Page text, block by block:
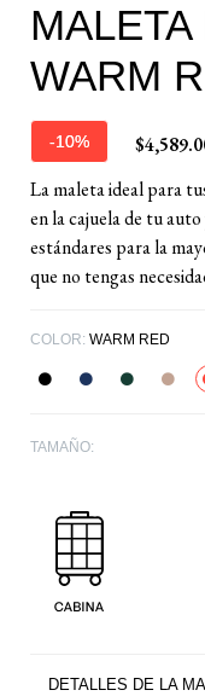
WARM
-10%
La maleta ideal para
en la cajuela de tu
estándares para la
que no tengas
COLOR: WARM RED
TAMAÑO:
DETALLES DE LA